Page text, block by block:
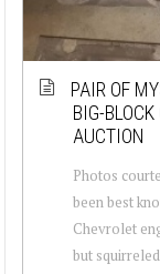
PAIR OF
BIG-
AUCTION
Photos
been best
Chevrolet
but